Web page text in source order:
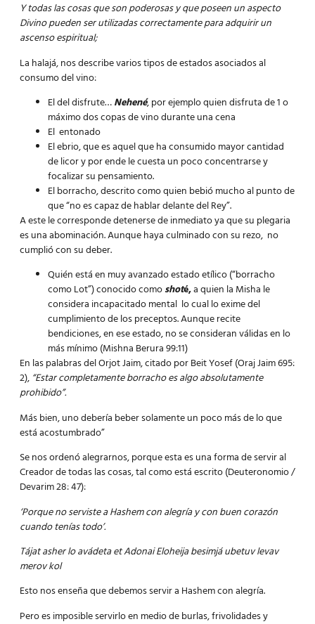
Y todas las cosas que son poderosas y que poseen un aspecto
Divino pueden ser utilizadas correctamente para adquirir un
ascenso espiritual;
La halajá, nos describe varios tipos de estados asociados al
consumo del vino:
El del disfrute…Nehené, por ejemplo quien disfruta de 1 o
máximo dos copas de vino durante una cena
El entonado
El ebrio, que es aquel que ha consumido mayor cantidad
de licor y por ende le cuesta un poco concentrarse y
focalizar su pensamiento.
El borracho, descrito como quien bebió mucho al punto de
que “no es capaz de hablar delante del Rey”.
A este le corresponde detenerse de inmediato ya que su plegaria
es una abominación. Aunque haya culminado con su rezo, no
cumplió con su deber.
Quién está en muy avanzado estado etílico (“borracho
como Lot”) conocido comoshoté,a quien la Misha le
considera incapacitado mental lo cual lo exime del
cumplimiento de los preceptos. Aunque recite
bendiciones, en ese estado, no se consideran válidas en lo
más mínimo (Mishna Berura 99:11)
En las palabras del Orjot Jaim, citado por Beit Yosef (Oraj Jaim 695:
2), “Estar completamenteborrachoes algo absolutamente
prohibido”.
Más bien, uno debería beber solamente un poco más de lo que
está acostumbrado”
Se nos ordenó alegrarnos, porque esta es una forma de servir al
Creador de todas las cosas, tal como está escrito (Deuteronomio /
Devarim 28: 47):
‘Porque no serviste a Hashem con alegría y con buen corazón
cuando tenías todo’.
Tájat asher lo avádeta et Adonai Eloheija besimjá ubetuv levav
merov kol
Esto nos enseña que debemos servir a Hashem con alegría.
Pero es imposible servirlo en medio de burlas, frivolidades y